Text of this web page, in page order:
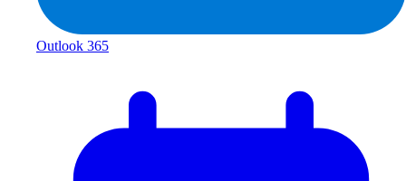
Outlook 365